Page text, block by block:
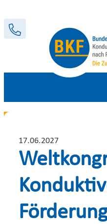
17.06.2027